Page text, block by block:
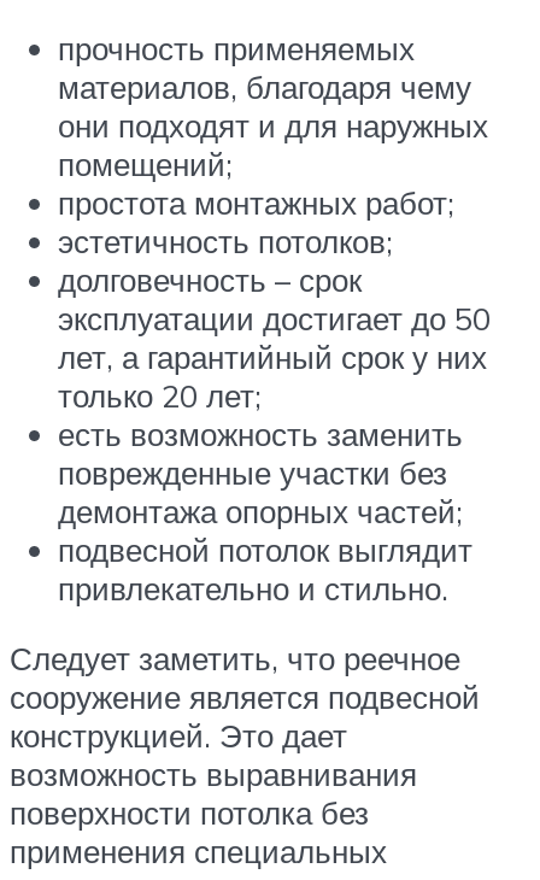
прочность применяемых
материалов, благодаря чему
они подходят и для наружных
помещений;
простота монтажных работ;
эстетичность потолков;
долговечность – срок
эксплуатации достигает до 50
лет, а гарантийный срок у них
только 20 лет;
есть возможность заменить
поврежденные участки без
демонтажа опорных частей;
подвесной потолок выглядит
привлекательно и стильно.
Следует заметить, что реечное
сооружение является подвесной
конструкцией. Это дает
возможность выравнивания
поверхности потолка без
применения специальных